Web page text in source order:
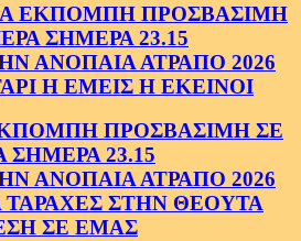
ΕΚΠΟΜΠΗ ΠΡΟΣΒΑΣΙΜΗ
ΣΗΜΕΡΑ 23.15
ΑΝΟΠΑΙΑ ΑΤΡΑΠΟ 2026
Η ΕΜΕΙΣ Η ΕΚΕΙΝΟΙ
ΠΡΟΣΒΑΣΙΜΗ ΣΕ
23.15
ΑΝΟΠΑΙΑ ΑΤΡΑΠΟ 2026
ΤΑΡΑΧΕΣ ΣΤΗΝ ΘΕΟΥΤΑ
ΣΕ ΕΜΑΣ